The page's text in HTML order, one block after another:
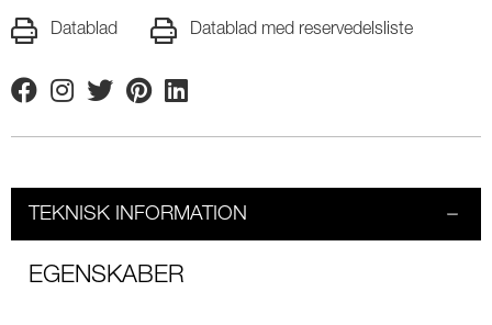
Datablad Datablad med reservedelsliste
FacebookInstagram
TwitterPinterestLinkedin
TEKNISK INFORMATION
EGENSKABER